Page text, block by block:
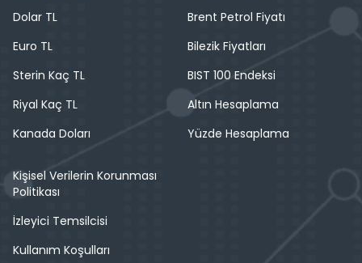
Dolar TL
Euro TL
Sterin Kaç TL
Riyal Kaç TL
Kanada Doları
Brent Petrol Fiyatı
Bilezik Fiyatları
BIST 100 Endeksi
Altın Hesaplama
Yüzde Hesaplama
Kişisel Verilerin Korunması
Politikası
İzleyici Temsilcisi
Kullanım Koşulları